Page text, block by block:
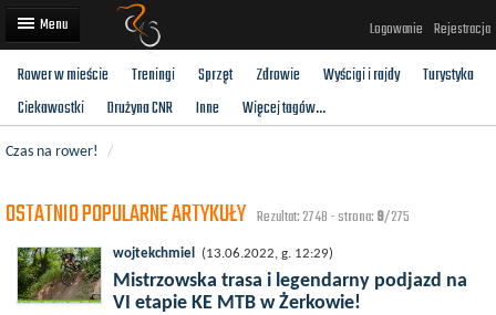
Logowanie Rejestracja
Artykuły
Trasy rowerowe
Dodaj
Rower w mieście Treningi Sprzęt Zdrowie Wyścigi i rajdy
Turystyka
Ciekawostki
Drużyna CNR Inne Więcej tagów...
Czas na rower! /
OSTATNIO POPULARNE ARTYKUŁY Rezultat: 2748 - strona:9/275
wojtekchmiel (13.06.2022, g. 12:29)
Mistrzowska trasa i legendarny podjazd na
VI etapie KE MTB w Żerkowie!